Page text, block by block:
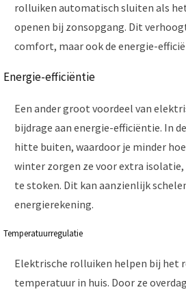
rolluiken automatisch sluiten als
openen bij zonsopgang. Dit
comfort, maar ook de energie-
Energie-efficiëntie
Een ander groot voordeel van
bijdrage aan energie-efficiëntie. In
hitte buiten, waardoor je minder
winter zorgen ze voor extra
te stoken. Dit kan aanzienlijk
energierekening.
Temperatuurregulatie
Elektrische rolluiken helpen bij het
temperatuur in huis. Door ze